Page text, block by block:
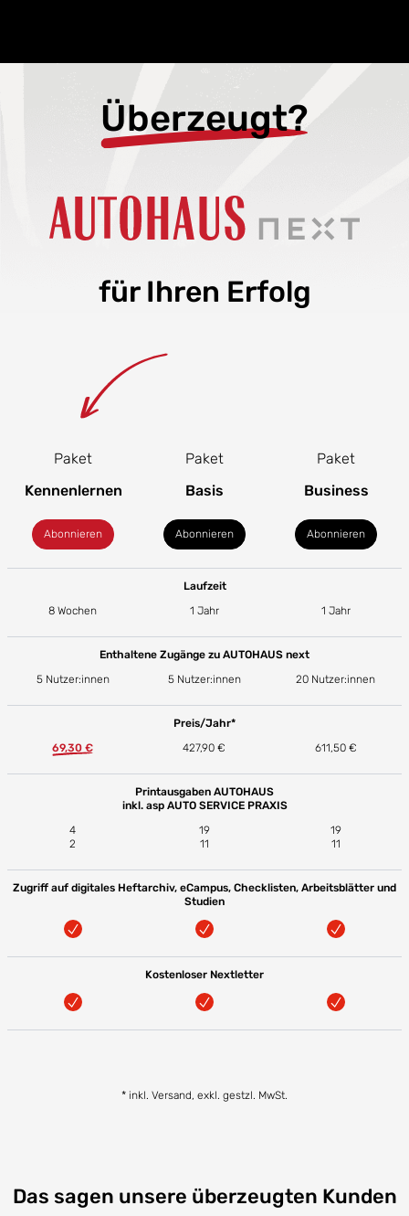
Überzeugt?
für Ihren Erfolg
Paket
Kennenlernen
Abonnieren
Paket
Basis
Abonnieren
Paket
Business
Abonnieren
Laufzeit
8 Wochen
1 Jahr 1 Jahr
Enthaltene Zugänge zu AUTOHAUS next
5 Nutzer:innen
5 Nutzer:innen 20 Nutzer:innen
Preis/Jahr*
69,30 €
427,90 € 611,50 €
Printausgaben AUTOHAUS
inkl. asp AUTO SERVICE PRAXIS
4
2
19
11
19
11
Zugriff auf digitales Heftarchiv, eCampus, Checklisten, Arbeitsblätter und
Studien
Kostenloser Nextletter
* inkl. Versand, exkl. gestzl. MwSt.
Das sagen unsere überzeugten Kunden